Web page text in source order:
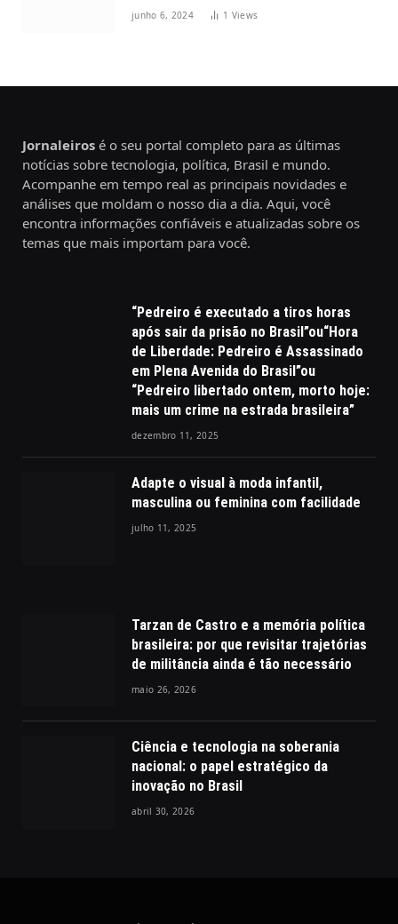
junho 6, 2024 1 Views
Jornaleiros é o seu portal completo para as últimas
notícias sobre tecnologia, política, Brasil e mundo.
Acompanhe em tempo real as principais novidades e
análises que moldam o nosso dia a dia. Aqui, você
encontra informações confiáveis e atualizadas sobre os
temas que mais importam para você.
“Pedreiro é executado a tiros horas
após sair da prisão no Brasil”ou“Hora
de Liberdade: Pedreiro é Assassinado
em Plena Avenida do Brasil”ou
“Pedreiro libertado ontem, morto hoje:
mais um crime na estrada brasileira”
dezembro 11, 2025
Adapte o visual à moda infantil,
masculina ou feminina com facilidade
julho 11, 2025
Tarzan de Castro e a memória política
brasileira: por que revisitar trajetórias
de militância ainda é tão necessário
maio 26, 2026
Ciência e tecnologia na soberania
nacional: o papel estratégico da
inovação no Brasil
abril 30, 2026